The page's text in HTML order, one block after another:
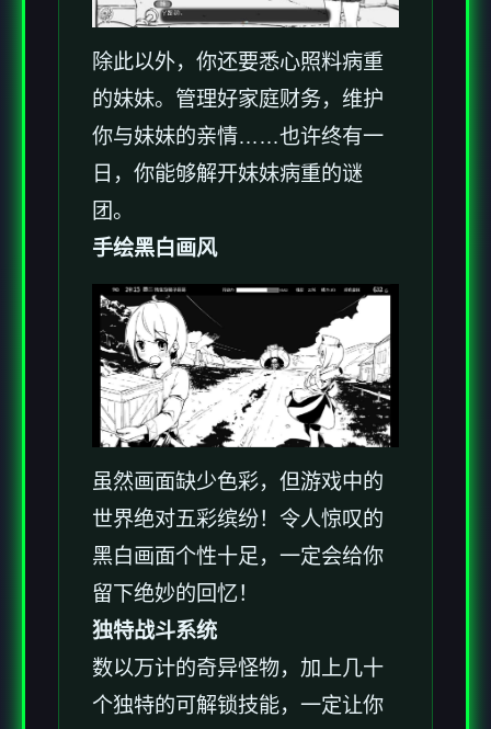
除此以外，你还要悉心照料病重
的妹妹。管理好家庭财务，维护
你与妹妹的亲情……也许终有一
日，你能够解开妹妹病重的谜
团。
手绘黑白画风
虽然画面缺少色彩，但游戏中的
世界绝对五彩缤纷！令人惊叹的
黑白画面个性十足，一定会给你
留下绝妙的回忆！
独特战斗系统
数以万计的奇异怪物，加上几十
个独特的可解锁技能，一定让你